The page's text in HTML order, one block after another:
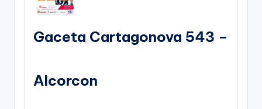
Gaceta Cartagonova 543 –
Alcorcon